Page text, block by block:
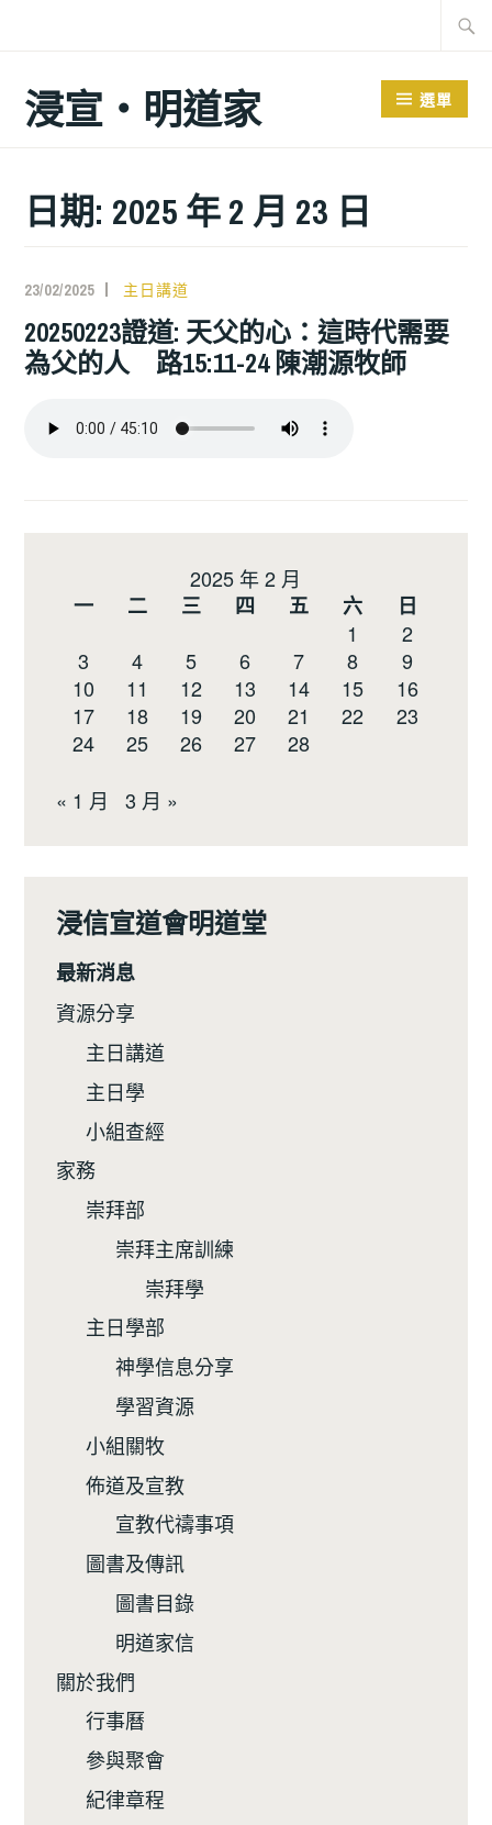
關
鍵
浸宣‧明道家 選單
日期: 2025 年 2 月 23 日
23/02/2025 主日講道
20250223證道: 天父的心：這時代需要
為父的人 路15:11-24 陳潮源牧師
2025 年 2 月
一
二 三 四 五 六
日
1
2
3
4 5 6 7 8
9
10
11 12 13 14 15
16
17
18 19 20 21 22
23
24
25 26 27
28
« 1 月
3 月 »
浸信宣道會明道堂
最新消息
資源分享
主日講道
主日學
小組查經
家務
崇拜部
崇拜主席訓練
崇拜學
主日學部
神學信息分享
學習資源
小組關牧
佈道及宣教
宣教代禱事項
圖書及傳訊
圖書目錄
明道家信
關於我們
行事曆
參與聚會
紀律章程